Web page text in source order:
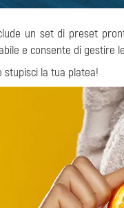
un set di preset
e consente di gestire
stupisci la tua platea!